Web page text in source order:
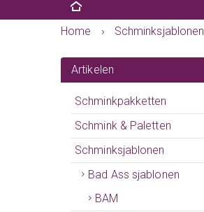
Home
› Schminksjablonen
Artikelen
Schminkpakketten
Schmink & Paletten
Schminksjablonen
Bad Ass sjablonen
BAM